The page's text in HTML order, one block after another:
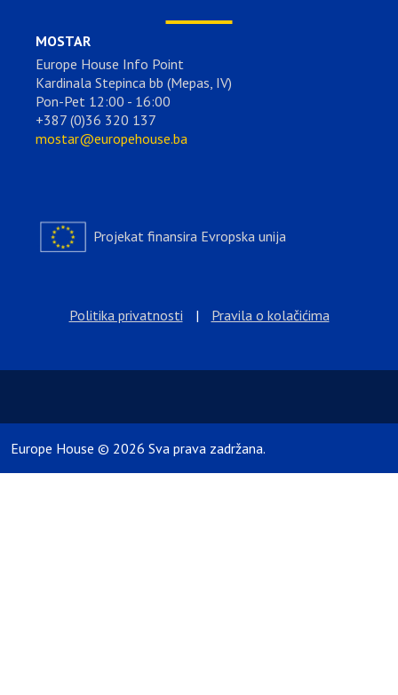
MOSTAR
Europe House Info Point
Kardinala Stepinca bb (Mepas, IV)
Pon-Pet 12:00 - 16:00
+387 (0)36 320 137
mostar@europehouse.ba
Projekat finansira Evropska unija
Politika privatnosti | Pravila o kolačićima
Europe House © 2026 Sva prava zadržana.